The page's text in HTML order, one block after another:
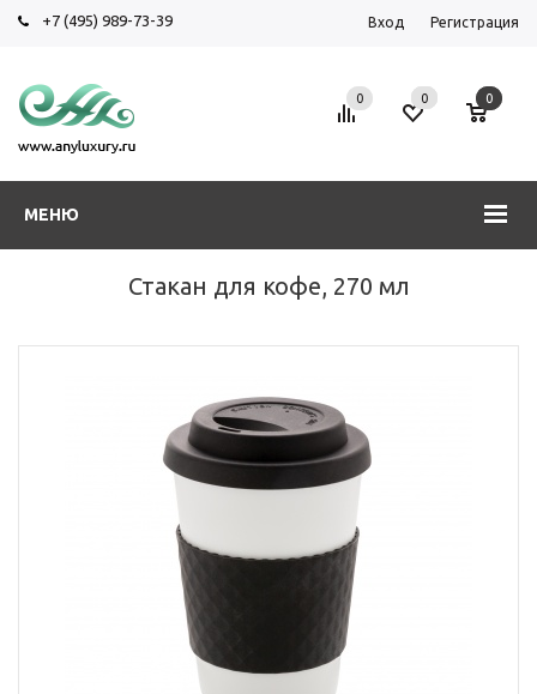
+7 (495) 989-73-39 Вход Регистрация
МЕНЮ
0 0 0
Стакан для кофе, 270 мл